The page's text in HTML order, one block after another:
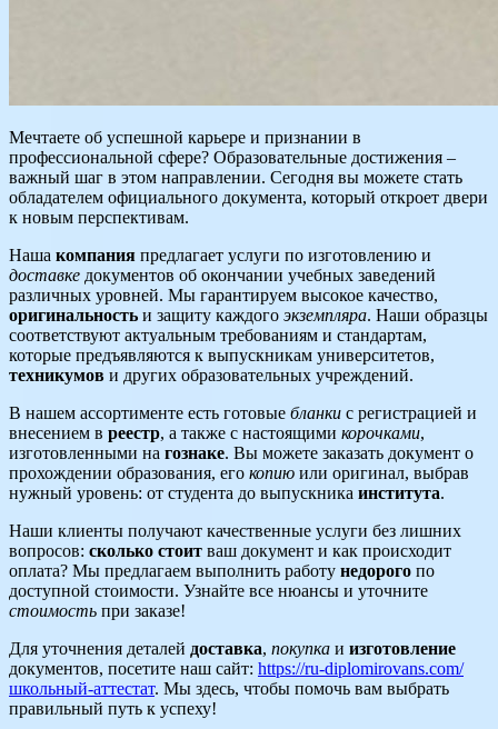
Мечтаете об успешной карьере и признании в
профессиональной сфере? Образовательные достижения –
важный шаг в этом направлении. Сегодня вы можете стать
обладателем официального документа, который откроет двери
к новым перспективам.
Наша компания предлагает услуги по изготовлению и
доставке документов об окончании учебных заведений
различных уровней. Мы гарантируем высокое качество,
оригинальность и защиту каждого экземпляра. Наши образцы
соответствуют актуальным требованиям и стандартам,
которые предъявляются к выпускникам университетов,
техникумов и других образовательных учреждений.
В нашем ассортименте есть готовые бланки с регистрацией и
внесением в реестр, а также с настоящими корочками,
изготовленными на гознaке. Вы можете заказать документ о
прохождении образования, его копию или оригинал, выбрав
нужный уровень: от студента до выпускника института.
Наши клиенты получают качественные услуги без лишних
вопросов: сколько стоит ваш документ и как происходит
оплата? Мы предлагаем выполнить работу недорого по
доступной стоимости. Узнайте все нюансы и уточните
стоимость при заказе!
Для уточнения деталей доставка, покупка и изготовление
документов, посетите наш сайт: https://ru-diplomirovans.com/
школьный-аттестат. Мы здесь, чтобы помочь вам выбрать
правильный путь к успеху!